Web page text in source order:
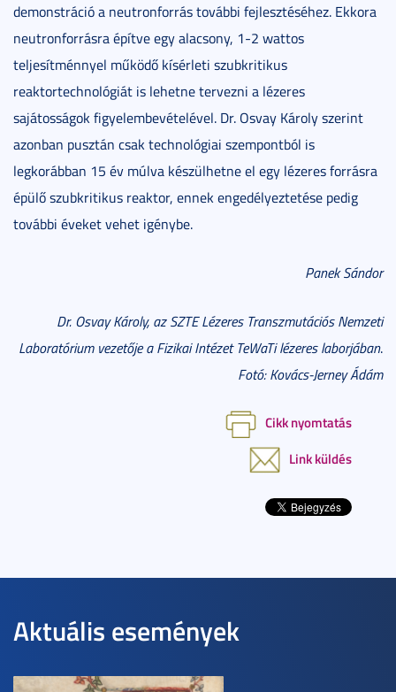
demonstráció a neutronforrás további fejlesztéséhez. Ekkora
neutronforrásra építve egy alacsony, 1-2 wattos
teljesítménnyel működő kísérleti szubkritikus
reaktortechnológiát is lehetne tervezni a lézeres
sajátosságok figyelembevételével. Dr. Osvay Károly szerint
azonban pusztán csak technológiai szempontból is
legkorábban 15 év múlva készülhetne el egy lézeres forrásra
épülő szubkritikus reaktor, ennek engedélyeztetése pedig
további éveket vehet igénybe.
Panek Sándor
Dr. Osvay Károly, az SZTE Lézeres Transzmutációs Nemzeti
Laboratórium vezetője a Fizikai Intézet TeWaTi lézeres laborjában.
Fotó: Kovács-Jerney Ádám
Cikk nyomtatás
Link küldés
Aktuális események